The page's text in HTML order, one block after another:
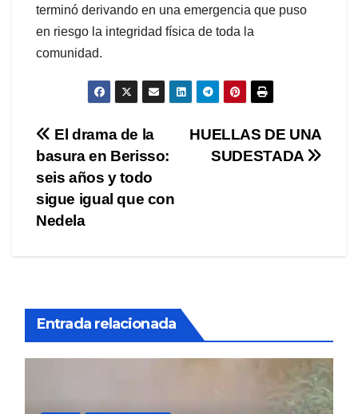
terminó derivando en una emergencia que puso
en riesgo la integridad física de toda la
comunidad.
Navegación
de
entradas
HUELLAS DE UNA
SUDESTADA
El drama de la
basura en Berisso:
seis años y todo
sigue igual que con
Nedela
Entrada relacionada